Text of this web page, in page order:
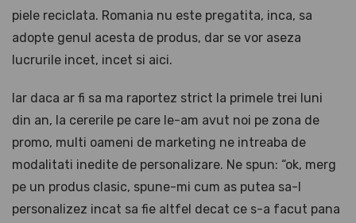
piele reciclata. Romania nu este pregatita, inca, sa
adopte genul acesta de produs, dar se vor aseza
lucrurile incet, incet si aici.
Iar daca ar fi sa ma raportez strict la primele trei luni
din an, la cererile pe care le-am avut noi pe zona de
promo, multi oameni de marketing ne intreaba de
modalitati inedite de personalizare. Ne spun: “ok, merg
pe un produs clasic, spune-mi cum as putea sa-l
personalizez incat sa fie altfel decat ce s-a facut pana